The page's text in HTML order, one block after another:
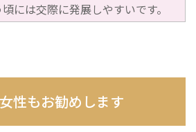
には交際に発展しやすいです。
性もお勧めします